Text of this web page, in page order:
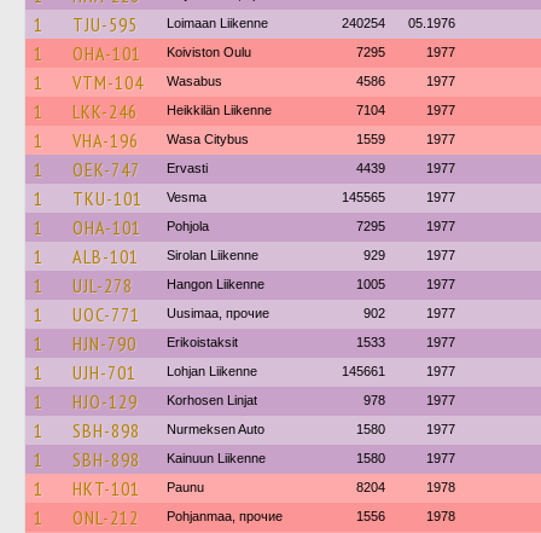
1 TJU-595 Loimaan Liikenne 240254 05.1976
1 OHA-101 Koiviston Oulu 7295 1977
1 VTM-104 Wasabus 4586 1977
1 LKK-246 Heikkilän Liikenne 7104 1977
1 VHA-196 Wasa Citybus 1559 1977
1 OEK-747 Ervasti 4439 1977
1 TKU-101 Vesma 145565 1977
1 OHA-101 Pohjola 7295 1977
1 ALB-101 Sirolan Liikenne 929 1977
1 UJL-278 Hangon Liikenne 1005 1977
1 UOC-771 Uusimaa, прочие 902 1977
1 HJN-790 Erikoistaksit 1533 1977
1 UJH-701 Lohjan Liikenne 145661 1977
1 HJO-129 Korhosen Linjat 978 1977
1 SBH-898 Nurmeksen Auto 1580 1977
1 SBH-898 Kainuun Liikenne 1580 1977
1 HKT-101 Paunu 8204 1978
1 ONL-212 Pohjanmaa, прочие 1556 1978